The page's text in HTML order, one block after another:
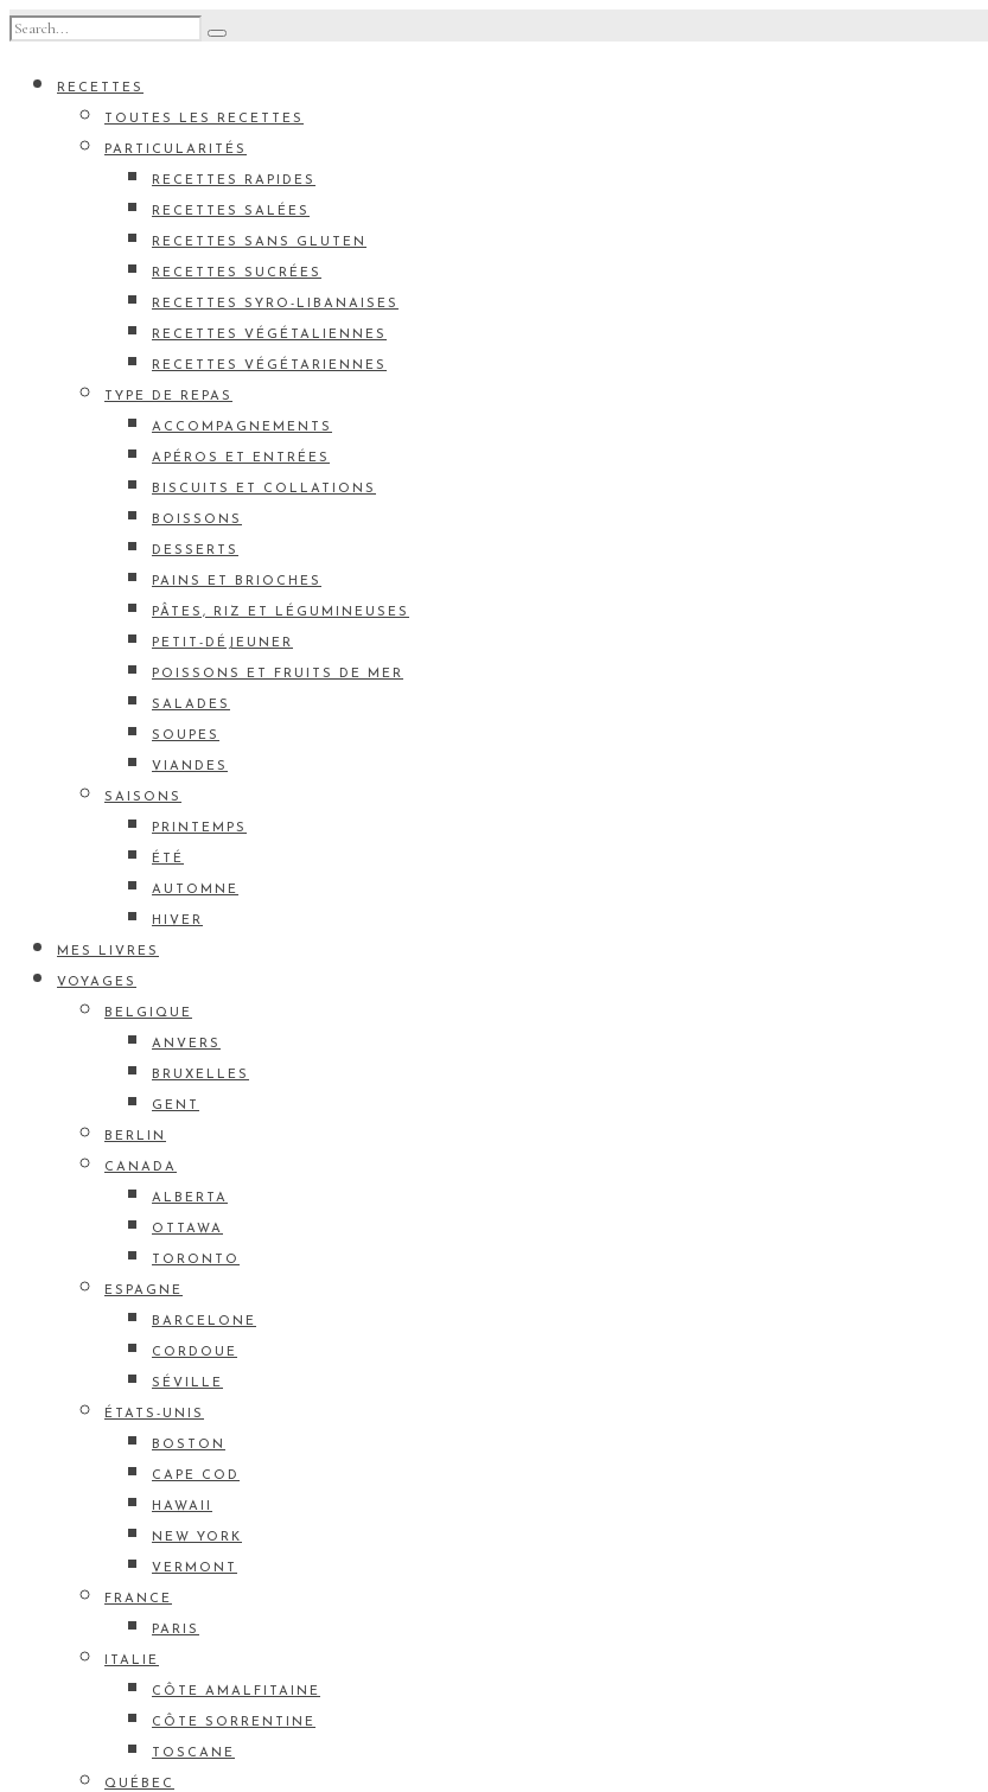
RECETTES
TOUTES LES RECETTES
PARTICULARITÉS
RECETTES RAPIDES
RECETTES SALÉES
RECETTES SANS GLUTEN
RECETTES SUCRÉES
RECETTES SYRO-LIBANAISES
RECETTES VÉGÉTALIENNES
RECETTES VÉGÉTARIENNES
TYPE DE REPAS
ACCOMPAGNEMENTS
APÉROS ET ENTRÉES
BISCUITS ET COLLATIONS
BOISSONS
DESSERTS
PAINS ET BRIOCHES
PÂTES, RIZ ET LÉGUMINEUSES
PETIT-DÉJEUNER
POISSONS ET FRUITS DE MER
SALADES
SOUPES
VIANDES
SAISONS
PRINTEMPS
ÉTÉ
AUTOMNE
HIVER
MES LIVRES
VOYAGES
BELGIQUE
ANVERS
BRUXELLES
GENT
BERLIN
CANADA
ALBERTA
OTTAWA
TORONTO
ESPAGNE
BARCELONE
CORDOUE
SÉVILLE
ÉTATS-UNIS
BOSTON
CAPE COD
HAWAII
NEW YORK
VERMONT
FRANCE
PARIS
ITALIE
CÔTE AMALFITAINE
CÔTE SORRENTINE
TOSCANE
QUÉBEC